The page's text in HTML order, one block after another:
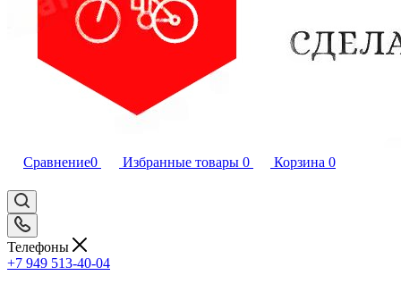
Сравнение0 Избранные товары 0 Корзина 0
Телефоны
+7 949 513-40-04